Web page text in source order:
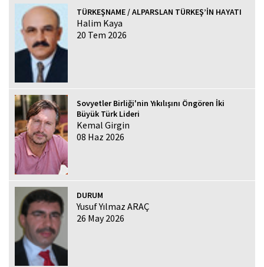
TÜRKEŞNAME / ALPARSLAN TÜRKEŞ’İN HAYATI
Halim Kaya
20 Tem 2026
Sovyetler Birliği'nin Yıkılışını Öngören İki
Büyük Türk Lideri
Kemal Girgin
08 Haz 2026
DURUM
Yusuf Yılmaz ARAÇ
26 May 2026